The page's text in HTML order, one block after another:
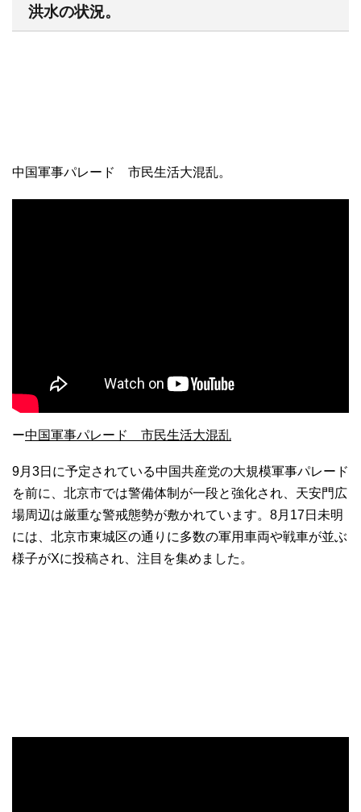
洪水の状況。
中国軍事パレード 市民生活大混乱。
ー中国軍事パレード 市民生活大混乱
9月3日に予定されている中国共産党の大規模軍事パレード
を前に、北京市では警備体制が一段と強化され、天安門広
場周辺は厳重な警戒態勢が敷かれています。8月17日未明
には、北京市東城区の通りに多数の軍用車両や戦車が並ぶ
様子がXに投稿され、注目を集めました。